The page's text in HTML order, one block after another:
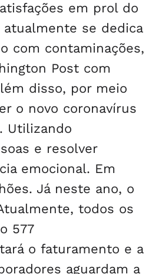
em prol do
se dedica
com contaminações,
Post com
disso, por meio
o novo coronavírus
Utilizando
e resolver
emocional. Em
Já neste ano, o
todos os
577
o faturamento e a
aguardam a